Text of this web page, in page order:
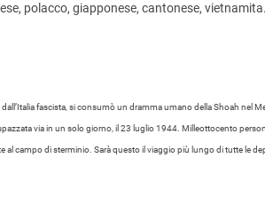
polacco, giapponese, cantonese,
fascista, si consumò un dramma umano della Shoah nel
via in un solo giorno, il 23 luglio 1944. Milleottocento
al campo di sterminio. Sarà questo il viaggio più lungo di tutte le